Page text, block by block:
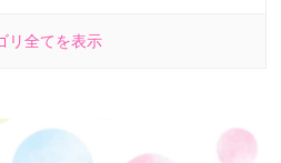
リ全てを表示